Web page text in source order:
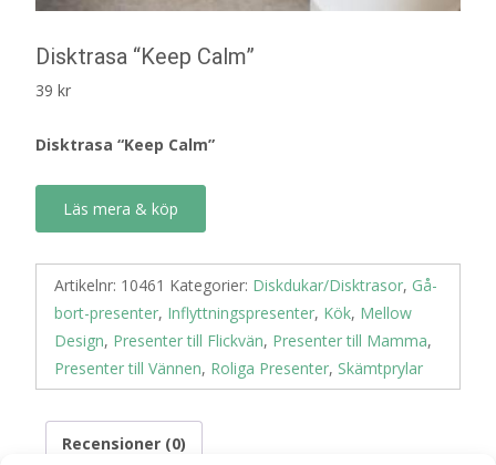
Disktrasa “Keep Calm”
39 kr
Disktrasa “Keep Calm”
Läs mera & köp
Artikelnr: 10461 Kategorier: Diskdukar/Disktrasor, Gå-
bort-presenter, Inflyttningspresenter, Kök, Mellow
Design, Presenter till Flickvän, Presenter till Mamma,
Presenter till Vännen, Roliga Presenter, Skämtprylar
Recensioner (0)